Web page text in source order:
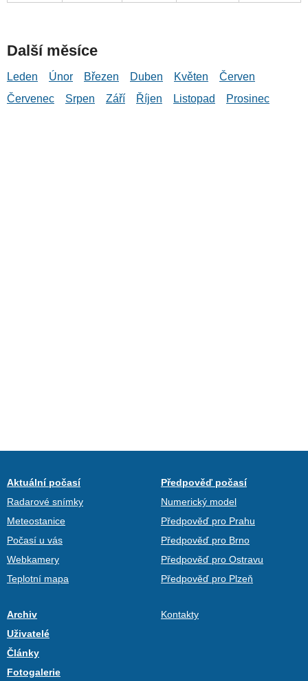
Další měsíce
Leden Únor Březen Duben Květen
Červen
Červenec
Srpen Září Říjen Listopad Prosinec
Aktuální počasí
Radarové snímky
Meteostanice
Počasí u vás
Webkamery
Teplotní mapa
Předpověď počasí
Numerický model
Předpověď pro Prahu
Předpověď pro Brno
Předpověď pro Ostravu
Předpověď pro Plzeň
Archiv
Uživatelé
Články
Fotogalerie
Kontakty